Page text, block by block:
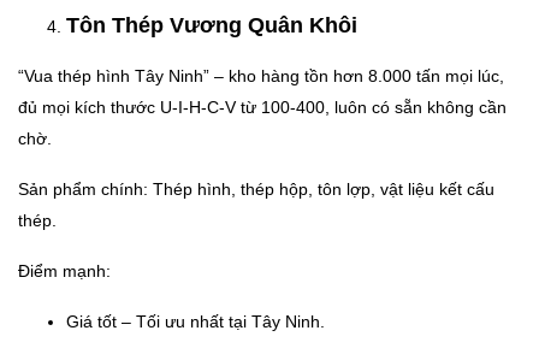
Tôn Thép Vương Quân Khôi
“Vua thép hình Tây Ninh” – kho hàng tồn hơn 8.000 tấn mọi lúc,
đủ mọi kích thước U-I-H-C-V từ 100-400, luôn có sẵn không cần
chờ.
Sản phẩm chính: Thép hình, thép hộp, tôn lợp, vật liệu kết cấu
thép.
Điểm mạnh:
Giá tốt – Tối ưu nhất tại Tây Ninh.